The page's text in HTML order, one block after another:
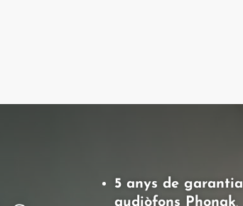
5 anys de garantia
audiòfons Phonak.